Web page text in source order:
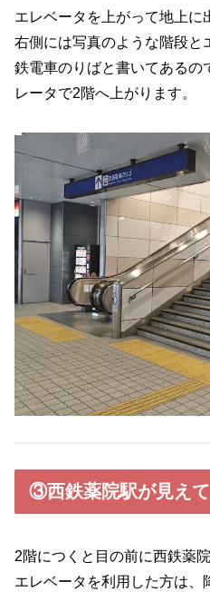
エレベータを上がって地上に
右側には写真のような階段と
鉄電車のりばと書いてあるの
レータで2階へ上がります。
③西鉄薬院駅が見えて
2階につくと目の前に西鉄薬
エレベータを利用した方は、